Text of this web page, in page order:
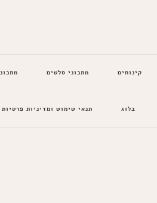
קינוחים מתכוני סלטים
בלוג תנאי שימוש ומדיניות פרטיות